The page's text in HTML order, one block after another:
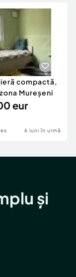
compactă,
Mureșeni
eur
6 luni în urmă
și